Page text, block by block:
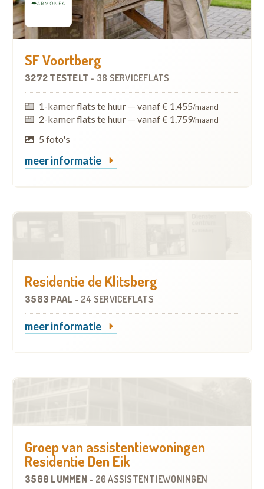
SF Voortberg
3272 TESTELT - 38 SERVICEFLATS
1-kamer flats te huur — vanaf € 1.455/maand
2-kamer flats te huur — vanaf € 1.759/maand
5 foto's
meer informatie
Residentie de Klitsberg
3583 PAAL - 24 SERVICEFLATS
meer informatie
Groep van assistentiewoningen
Residentie Den Eik
3560 LUMMEN - 20 ASSISTENTIEWONINGEN